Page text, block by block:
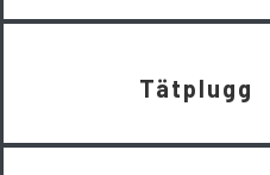
Tätplugg